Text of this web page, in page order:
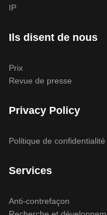
IP
Ils disent de nous
Prix
Revue de presse
Privacy Policy
Politique de confidentialité
Services
Anti-contrefaçon